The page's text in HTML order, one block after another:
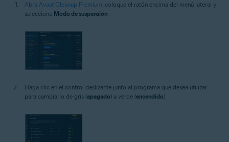
Abra Avast Cleanup Premium, coloque el ratón encima del menú lateral y
seleccione Modo de suspensión.
Haga clic en el control deslizante junto al programa que desea utilizar
para cambiarlo de gris (apagado) a verde (encendido).